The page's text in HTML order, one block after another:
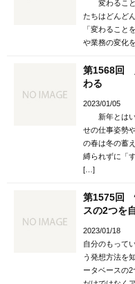
変わること
たちはどんど
「変わること
や業務の変化
第1568回
わる
2023/01/05
新年とはい
せの仕事姿勢
の春は冬の蓄
縛られずに「
[…]
第1575回
スの2つを
2023/01/18
自分のもって
う発想方法を
ータベースの